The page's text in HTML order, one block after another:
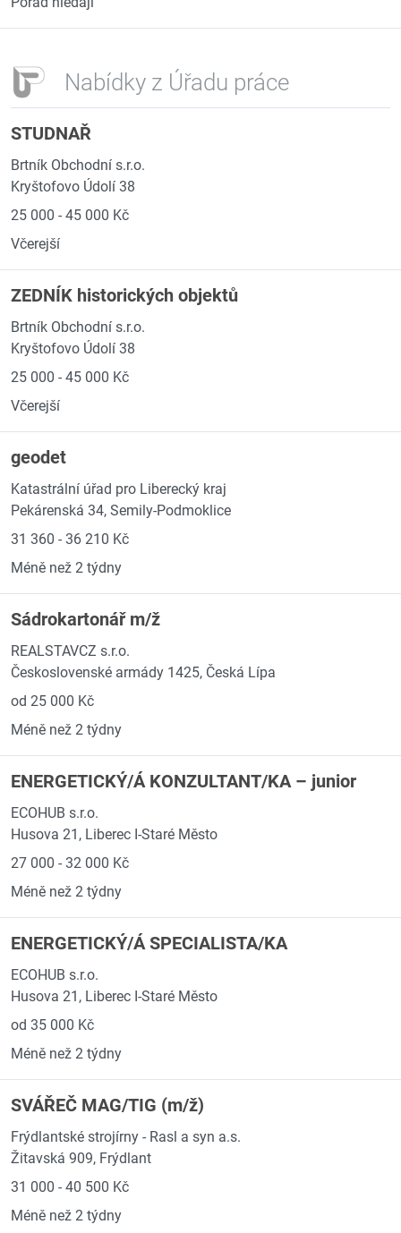
Nabídky z Úřadu práce
STUDNAŘ
Brtník Obchodní s.r.o.
Kryštofovo Údolí 38
25 000 - 45 000 Kč
Včerejší
ZEDNÍK historických objektů
Brtník Obchodní s.r.o.
Kryštofovo Údolí 38
25 000 - 45 000 Kč
Včerejší
geodet
Katastrální úřad pro Liberecký kraj
Pekárenská 34, Semily-Podmoklice
31 360 - 36 210 Kč
Méně než 2 týdny
Sádrokartonář m/ž
REALSTAVCZ s.r.o.
Československé armády 1425, Česká Lípa
od 25 000 Kč
Méně než 2 týdny
ENERGETICKÝ/Á KONZULTANT/KA – junior
ECOHUB s.r.o.
Husova 21, Liberec I-Staré Město
27 000 - 32 000 Kč
Méně než 2 týdny
ENERGETICKÝ/Á SPECIALISTA/KA
ECOHUB s.r.o.
Husova 21, Liberec I-Staré Město
od 35 000 Kč
Méně než 2 týdny
SVÁŘEČ MAG/TIG (m/ž)
Frýdlantské strojírny - Rasl a syn a.s.
Žitavská 909, Frýdlant
31 000 - 40 500 Kč
Méně než 2 týdny